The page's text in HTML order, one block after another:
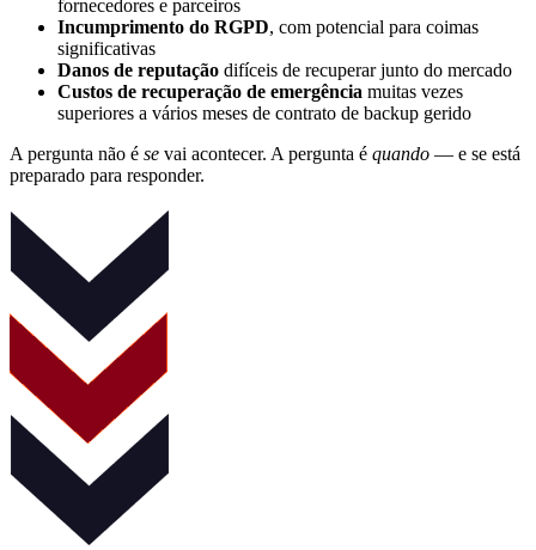
fornecedores e parceiros
Incumprimento do RGPD, com potencial para coimas
significativas
Danos de reputação difíceis de recuperar junto do mercado
Custos de recuperação de emergência muitas vezes
superiores a vários meses de contrato de backup gerido
A pergunta não é se vai acontecer. A pergunta é quando — e se está
preparado para responder.